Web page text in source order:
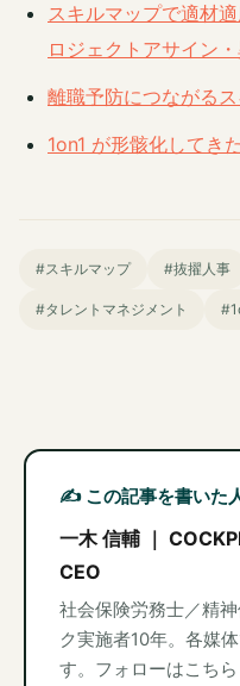
スキルマップで適材
ロジェクトアサイン
離職予防につながる
1on1 が形骸化してき
#スキルマップ #抜擢人事
#タレントマネジメント
✍️ この記事を書いた
一木 信輔 ｜
CEO
社会保険労務士／精
ク実施者10年。各媒
す。フォローはこちら